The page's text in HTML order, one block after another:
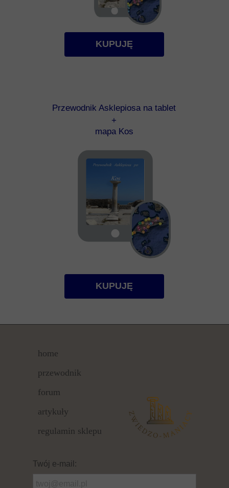
Twój e-mail:
home
przewodnik
forum
artykuły
regulamin sklepu
Przewodnik Asklepiosa na tablet
+
mapa Kos
KUPUJĘ
KUPUJĘ